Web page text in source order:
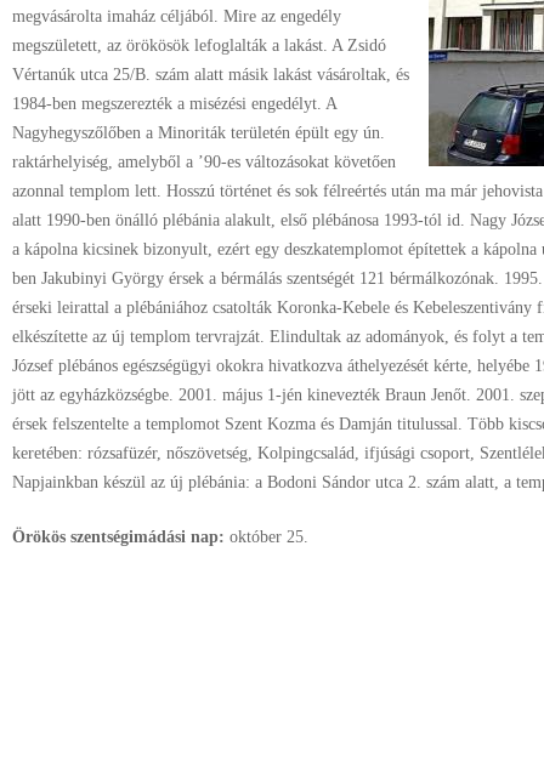
megvásárolta imaház céljából. Mire az engedély
megszületett, az örökösök lefoglalták a lakást. A Zsidó
Vértanúk utca 25/B. szám alatt másik lakást vásároltak, és
1984-ben megszerezték a misézési engedélyt. A
Nagyhegyszőlőben a Minoriták területén épült egy ún.
raktárhelyiség, amelyből a ’90-es változásokat követően
azonnal templom lett. Hosszú történet és sok félreértés után ma már
alatt 1990-ben önálló plébánia alakult, első plébánosa 1993-tól id. Nagy
a kápolna kicsinek bizonyult, ezért egy deszkatemplomot építettek a
ben Jakubinyi György érsek a bérmálás szentségét 121 bérmálkozónak.
érseki leirattal a plébániához csatolták Koronka-Kebele és
elkészítette az új templom tervrajzát. Elindultak az adományok, és folyt a
József plébános egészségügyi okokra hivatkozva áthelyezését kérte, helyébe
jött az egyházközségbe. 2001. május 1-jén kinevezték Braun Jenőt. 2001.
érsek felszentelte a templomot Szent Kozma és Damján titulussal. Több
keretében: rózsafüzér, nőszövetség, Kolpingcsalád, ifjúsági csoport,
Napjainkban készül az új plébánia: a Bodoni Sándor utca 2. szám alatt, a
Örökös szentségimádási nap: október 25.